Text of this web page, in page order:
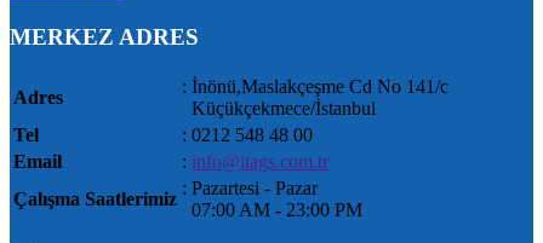
MERKEZ ADRES
Adres
: İnönü,Maslakçeşme Cd No 141/c
Küçükçekmece/İstanbul
Tel
: 0212 548 48 00
Email
: info@itags.com.tr
Çalışma Saatlerimiz
: Pazartesi - Pazar
07:00 AM ‐ 23:00 PM